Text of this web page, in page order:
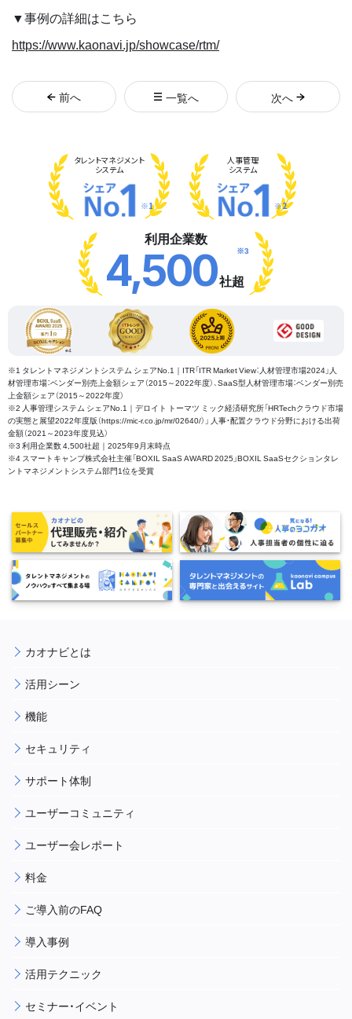
▼事例の詳細はこちら
https://www.kaonavi.jp/showcase/rtm/
前へ 一覧へ 次へ
タレントマネジメント
システム
※1
人事管理
システム
※2
利用企業数
4,500社超
※3
※1 タレントマネジメントシステム シェアNo.1｜ITR「ITR Market View：人材管理市場2024」人
材管理市場：ベンダー別売上金額シェア（2015～2022年度）、SaaS型人材管理市場：ベンダー別売
上金額シェア（2015～2022年度）
※2 人事管理システム シェアNo.1｜デロイト トーマツ ミック経済研究所「HRTechクラウド市場
の実態と展望2022年度版（https://mic-r.co.jp/mr/02640/）」 人事・配置クラウド分野における出荷
金額（2021～2023年度見込）
※3 利用企業数 4,500社超｜2025年9月末時点
※4 スマートキャンプ株式会社主催「BOXIL SaaS AWARD 2025」BOXIL SaaSセクションタレ
ントマネジメントシステム部門1位を受賞
カオナビとは
活用シーン
機能
セキュリティ
サポート体制
ユーザーコミュニティ
ユーザー会レポート
料金
ご導入前のFAQ
導入事例
活用テクニック
セミナー・イベント